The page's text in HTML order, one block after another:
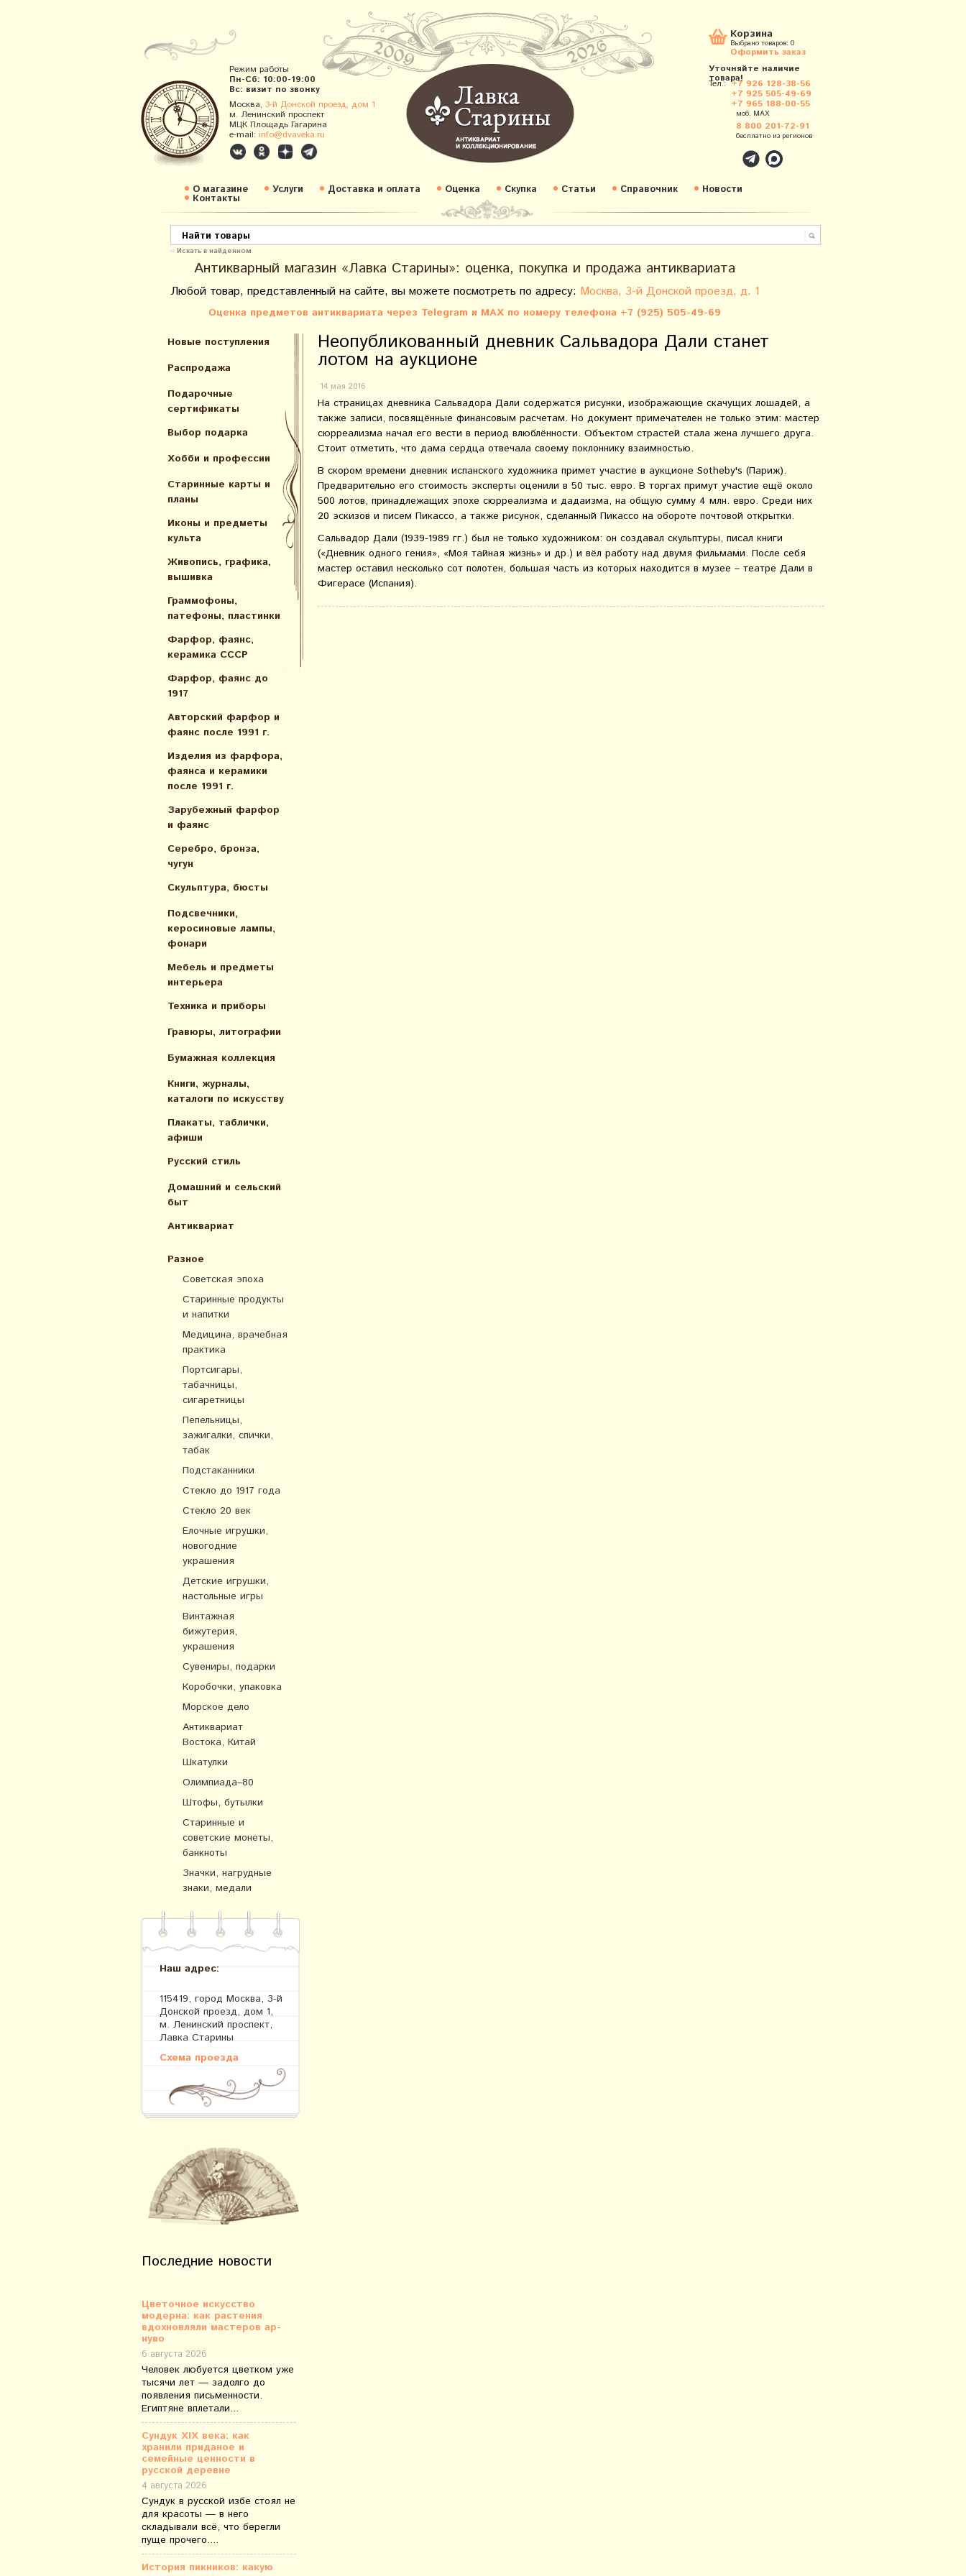
Режим работы
Пн-Сб: 10:00-19:00
Вс: визит по звонку
Москва, 3-й Донской проезд, дом 1
м. Ленинский проспект
МЦК Площадь Гагарина
e-mail: info@dvaveka.ru
Корзина
Выбрано товаров: 0
Оформить заказ
Уточняйте наличие
товара!
Тел.: +7 926 128-38-56
+7 925 505-49-69
+7 965 188-00-55
моб. MAX
8 800 201-72-91
бесплатно из регионов
О магазине Услуги Доставка и оплата Оценка Скупка Статьи Справочник Новости
Контакты
Искать в найденном
Антикварный магазин «Лавка Старины»: оценка, покупка и продажа антиквариата
Любой товар, представленный на сайте, вы можете посмотреть по адресу: Москва, 3-й Донской проезд, д. 1
Оценка предметов антиквариата через Telegram и MAX по номеру телефона +7 (925) 505-49-69
Новые поступления
Распродажа
Подарочные
сертификаты
Выбор подарка
Хобби и профессии
Старинные карты и
планы
Иконы и предметы
культа
Живопись, графика,
вышивка
Граммофоны,
патефоны, пластинки
Фарфор, фаянс,
керамика СССР
Фарфор, фаянс до
1917
Авторский фарфор и
фаянс после 1991 г.
Изделия из фарфора,
фаянса и керамики
после 1991 г.
Зарубежный фарфор
и фаянс
Серебро, бронза,
чугун
Скульптура, бюсты
Подсвечники,
керосиновые лампы,
фонари
Мебель и предметы
интерьера
Техника и приборы
Гравюры, литографии
Бумажная коллекция
Книги, журналы,
каталоги по искусcтву
Плакаты, таблички,
афиши
Русский стиль
Домашний и сельский
быт
Антиквариат
Разное
Советская эпоха
Старинные продукты
и напитки
Медицина, врачебная
практика
Портсигары,
табачницы,
сигаретницы
Пепельницы,
зажигалки, спички,
табак
Подстаканники
Стекло до 1917 года
Стекло 20 век
Елочные игрушки,
новогодние
украшения
Детские игрушки,
настольные игры
Винтажная
бижутерия,
украшения
Сувениры, подарки
Коробочки, упаковка
Морское дело
Антиквариат
Востока, Китай
Шкатулки
Олимпиада–80
Штофы, бутылки
Старинные и
советские монеты,
банкноты
Значки, нагрудные
знаки, медали
Наш адрес:
115419, город Москва, 3-й
Донской проезд, дом 1,
м. Ленинский проспект,
Лавка Старины
Схема проезда
Последние новости
Цветочное искусство
модерна: как растения
вдохновляли мастеров ар-
нуво
6 августа 2026
Человек любуется цветком уже
тысячи лет — задолго до
появления письменности.
Египтяне вплетали...
Сундук XIX века: как
хранили приданое и
семейные ценности в
русской деревне
4 августа 2026
Сундук в русской избе стоял не
для красоты — в него
складывали всё, что берегли
пуще прочего....
История пикников: какую
Неопубликованный дневник Сальвадора Дали станет
лотом на аукционе
14 мая 2016
На страницах дневника Сальвадора Дали содержатся рисунки, изображающие скачущих лошадей, а
также записи, посвящённые финансовым расчетам. Но документ примечателен не только этим: мастер
сюрреализма начал его вести в период влюблённости. Объектом страстей стала жена лучшего друга.
Стоит отметить, что дама сердца отвечала своему поклоннику взаимностью.
В скором времени дневник испанского художника примет участие в аукционе Sotheby's (Париж).
Предварительно его стоимость эксперты оценили в 50 тыс. евро. В торгах примут участие ещё около
500 лотов, принадлежащих эпохе сюрреализма и дадаизма, на общую сумму 4 млн. евро. Среди них
20 эскизов и писем Пикассо, а также рисунок, сделанный Пикассо на обороте почтовой открытки.
Сальвадор Дали (1939-1989 гг.) был не только художником: он создавал скульптуры, писал книги
(«Дневник одного гения», «Моя тайная жизнь» и др.) и вёл работу над двумя фильмами. После себя
мастер оставил несколько сот полотен, большая часть из которых находится в музее – театре Дали в
Фигерасе (Испания).